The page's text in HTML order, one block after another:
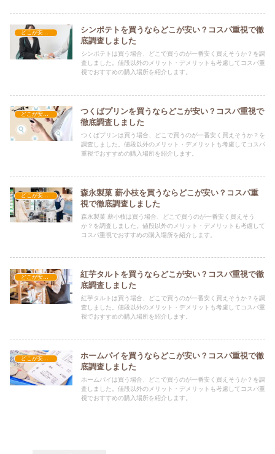
どこが安い？-お菓子・スイーツ・アイス
シンポテトを買うならどこが安い？コスパ重視で徹
底調査しました
シンポテトは買う場合、どこで買うのが一番安く買えそうか？を調
査しました。値段以外のメリット・デメリットも考慮してコスパ重
視でおすすめの購入場所を紹介します。
どこが安い？-お菓子・スイーツ・アイス
つくばプリンを買うならどこが安い？コスパ重視で
徹底調査しました
つくばプリンは買う場合、どこで買うのが一番安く買えそうか？を
調査しました。値段以外のメリット・デメリットも考慮してコスパ
重視でおすすめの購入場所を紹介します。
どこが安い？-お菓子・スイーツ・アイス
森永製菓 薪小枝を買うならどこが安い？コスパ重
視で徹底調査しました
森永製菓 薪小枝は買う場合、どこで買うのが一番安く買えそう
か？を調査しました。値段以外のメリット・デメリットも考慮して
コスパ重視でおすすめの購入場所を紹介します。
どこが安い？-お菓子・スイーツ・アイス
紅芋タルトを買うならどこが安い？コスパ重視で徹
底調査しました
紅芋タルトは買う場合、どこで買うのが一番安く買えそうか？を調
査しました。値段以外のメリット・デメリットも考慮してコスパ重
視でおすすめの購入場所を紹介します。
どこが安い？-お菓子・スイーツ・アイス
ホームパイを買うならどこが安い？コスパ重視で徹
底調査しました
ホームパイは買う場合、どこで買うのが一番安く買えそうか？を調
査しました。値段以外のメリット・デメリットも考慮してコスパ重
視でおすすめの購入場所を紹介します。